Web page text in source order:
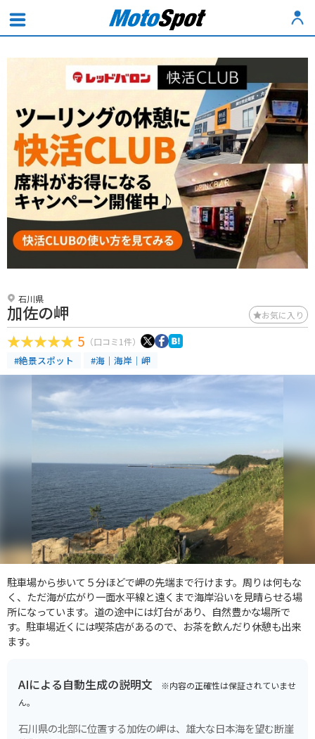
石川県
加佐の岬 お気に入り
5 （口コミ1件）
#絶景スポット #海｜海岸｜岬
駐車場から歩いて５分ほどで岬の先端まで行けます。周りは何もな
く、ただ海が広がり一面水平線と遠くまで海岸沿いを見晴らせる場
所になっています。道の途中には灯台があり、自然豊かな場所で
す。駐車場近くには喫茶店があるので、お茶を飲んだり休憩も出来
ます。
AIによる自動生成の説明文 ※内容の正確性は保証されていませ
ん。
石川県の北部に位置する加佐の岬は、雄大な日本海を望む断崖